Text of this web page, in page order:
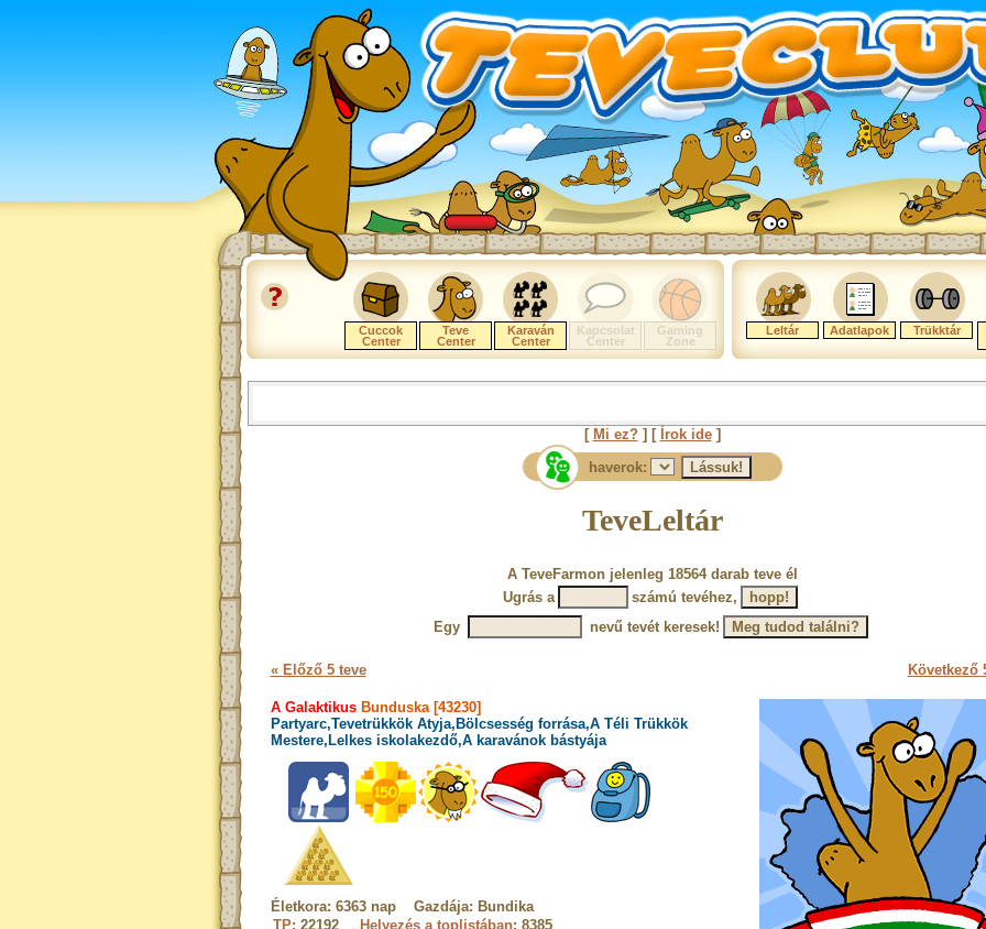
Cuccok
Center
Teve
Center
Karaván
Center
Kapcsolat
Center
Gaming
Zone
Leltár Adatlapok Trükktár
[ Mi ez?] [ Írok ide]
haverok:
TeveLeltár
A TeveFarmon jelenleg 18564 darab teve él
Ugrás a
számú tevéhez,
Egy
nevű tevét keresek!
« Előző 5 teve Következő
A GalaktikusBunduska [43230]
Partyarc,Tevetrükkök Atyja,Bölcsesség forrása,A Téli Trükkök
Mestere,Lelkes iskolakezdő,A karavánok bástyája
Életkora: 6363 nap Gazdája: Bundika
TP: 22192 Helyezés a toplistában: 8385